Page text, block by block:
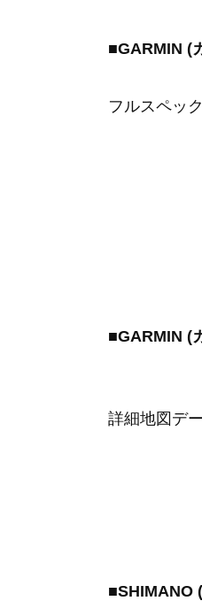
■GARMIN (
フルスペッ
■GARMIN (
詳細地図デ
■SHIMANO